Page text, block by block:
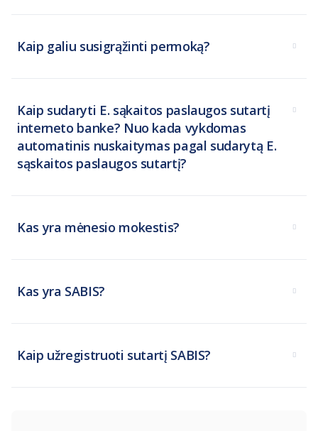
Kaip galiu susigrąžinti permoką?
Kaip sudaryti E. sąkaitos paslaugos sutartį
interneto banke? Nuo kada vykdomas
automatinis nuskaitymas pagal sudarytą E.
sąskaitos paslaugos sutartį?
Kas yra mėnesio mokestis?
Kas yra SABIS?
Kaip užregistruoti sutartį SABIS?